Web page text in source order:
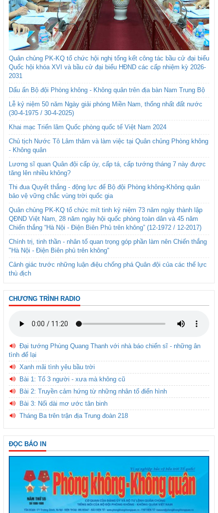
Quân chủng PK-KQ tổ chức hội nghị tổng kết công tác bầu cử đại biểu
Quốc hội khóa XVI và bầu cử đại biểu HĐND các cấp nhiệm kỳ 2026-
2031
Dấu ấn Bộ đội Phòng không - Không quân trên địa bàn Nam Trung Bộ
Lễ kỷ niệm 50 năm Ngày giải phóng Miền Nam, thống nhất đất nước
(30-4-1975 / 30-4-2025)
Khai mạc Triển lãm Quốc phòng quốc tế Việt Nam 2024
Chủ tịch Nước Tô Lâm thăm và làm việc tại Quân chủng Phòng không
- Không quân
Lương sĩ quan Quân đội cấp úy, cấp tá, cấp tướng tháng 7 này được
tăng lên nhiều không?
Thi đua Quyết thắng - động lực để Bộ đội Phòng không-Không quân
bảo vệ vững chắc vùng trời quốc gia
Quân chủng PK-KQ tổ chức mít tinh kỷ niệm 73 năm ngày thành lập
QĐND Việt Nam, 28 năm ngày hội quốc phòng toàn dân và 45 năm
Chiến thắng “Hà Nội - Điện Biên Phủ trên không” (12-1972 / 12-2017)
Chính trị, tinh thần - nhân tố quan trọng góp phần làm nên Chiến thắng
"Hà Nội - Điện Biên phủ trên không"
Cảnh giác trước những luận điệu chống phá Quân đội của các thế lực
thù địch
CHƯƠNG TRÌNH RADIO
Đại tướng Phùng Quang Thanh với nhà báo chiến sĩ - những ân
tình để lại
Xanh mãi tình yêu bầu trời
Bài 1: Tổ 3 người - xưa mà không cũ
Bài 2: Truyền cảm hứng từ những nhân tố điển hình
Bài 3: Nối dài mơ ước tân binh
Tháng Ba trên trận địa Trung đoàn 218
ĐỌC BÁO IN